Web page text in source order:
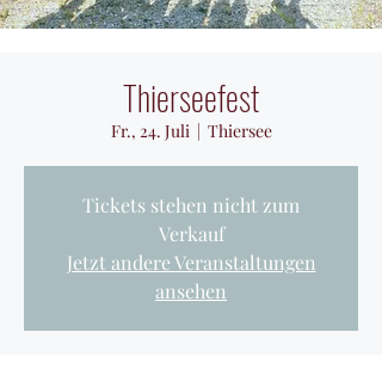
Thierseefest
Fr., 24. Juli
  |
Thiersee
Tickets stehen nicht zum
Verkauf
Jetzt andere Veranstaltungen
ansehen